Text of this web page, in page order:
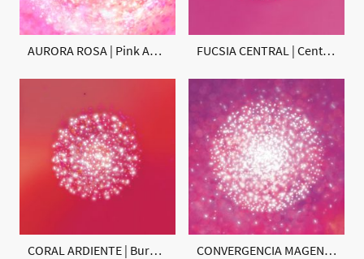
AURORA ROSA | Pink Aurora FUCSIA CENTRAL | Central Fuchsia
CORAL ARDIENTE | Burning Coral CONVERGENCIA MAGENTA | Magenta Convergence